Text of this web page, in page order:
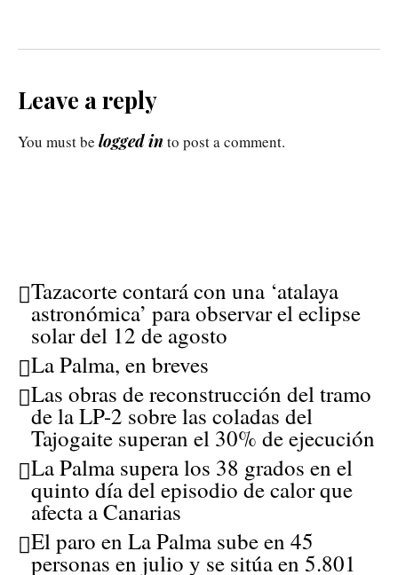
Leave a reply
You must be logged in to post a comment.
Tazacorte contará con una ‘atalaya
astronómica’ para observar el eclipse
solar del 12 de agosto
La Palma, en breves
Las obras de reconstrucción del tramo
de la LP-2 sobre las coladas del
Tajogaite superan el 30% de ejecución
La Palma supera los 38 grados en el
quinto día del episodio de calor que
afecta a Canarias
El paro en La Palma sube en 45
personas en julio y se sitúa en 5.801